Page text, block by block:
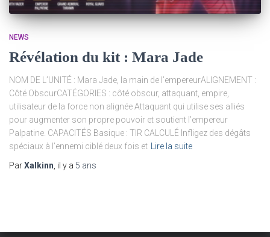
NEWS
Révélation du kit : Mara Jade
NOM DE L’UNITÉ : Mara Jade, la main de l’empereurALIGNEMENT :
Côté ObscurCATÉGORIES : côté obscur, attaquant, empire,
utilisateur de la force non alignée Attaquant qui utilise ses alliés
pour augmenter son propre pouvoir et soutient l’empereur
Palpatine. CAPACITÉS Basique : TIR CALCULÉ Infligez des dégâts
spéciaux à l’ennemi ciblé deux fois et
Lire la suite
ParXalkinn , il y a 5 ans